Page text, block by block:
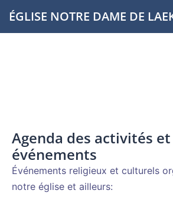
Aller
auÉGLISE NOTRE DAME DE
Agenda des activités
événements
Événements religieux et culturels
notre église et ailleurs: